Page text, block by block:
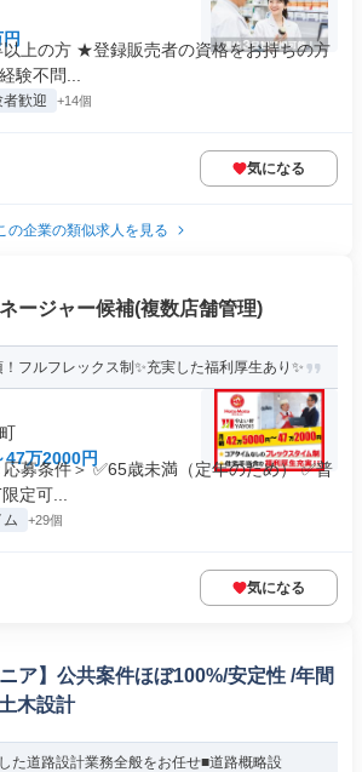
上の方 ★登録販売者の資格をお持ちの方
験不問...
歓迎 +14個
気になる
の企業の類似求人を見る
ージャー候補(複数店舗管理)
フルフレックス制✨充実した福利厚生あり✨
47万2000円
募条件＞ ✅65歳未満（定年のため） ✅普
定可...
ム +29個
気になる
ア】公共案件ほぼ100%/安定性 /年間
木設計
た道路設計業務全般をお任せ■道路概略設